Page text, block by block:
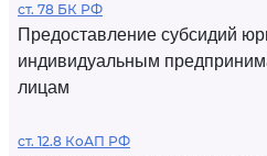
ст. 78 БК РФ
Предоставление субсидий
индивидуальным
лицам
ст. 12.8 КоАП РФ